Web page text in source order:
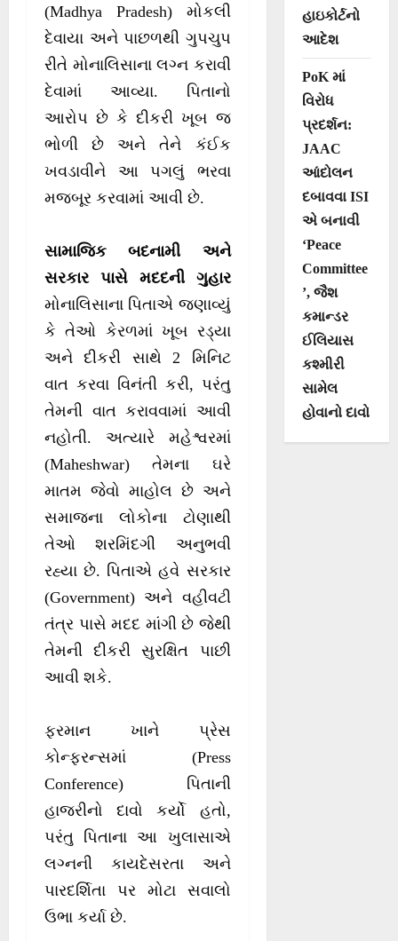
(Madhya Pradesh) મોકલી
દેવાયા અને પાછળથી ગુપચુપ
રીતે મોનાલિસાના લગ્ન કરાવી
દેવામાં આવ્યા. પિતાનો
આરોપ છે કે દીકરી ખૂબ જ
ભોળી છે અને તેને કંઈક
ખવડાવીને આ પગલું ભરવા
મજબૂર કરવામાં આવી છે.
સામાજિક બદનામી અને
સરકાર પાસે મદદની ગુહાર
મોનાલિસાના પિતાએ જણાવ્યું
કે તેઓ કેરળમાં ખૂબ રડ્યા
અને દીકરી સાથે 2 મિનિટ
વાત કરવા વિનંતી કરી, પરંતુ
તેમની વાત કરાવવામાં આવી
નહોતી. અત્યારે મહેશ્વરમાં
(Maheshwar) તેમના ઘરે
માતમ જેવો માહોલ છે અને
સમાજના લોકોના ટોણાથી
તેઓ શરમિંદગી અનુભવી
રહ્યા છે. પિતાએ હવે સરકાર
(Government) અને વહીવટી
તંત્ર પાસે મદદ માંગી છે જેથી
તેમની દીકરી સુરક્ષિત પાછી
આવી શકે.
ફરમાન ખાને પ્રેસ
કોન્ફરન્સમાં (Press
Conference) પિતાની
હાજરીનો દાવો કર્યો હતો,
પરંતુ પિતાના આ ખુલાસાએ
લગ્નની કાયદેસરતા અને
પારદર્શિતા પર મોટા સવાલો
ઉભા કર્યા છે.
હાઇકોર્ટનો
આદેશ
PoK માં
વિરોધ
પ્રદર્શન:
JAAC
આંદોલન
દબાવવા ISI
એ બનાવી
‘Peace
Committee
’, જૈશ
કમાન્ડર
ઈલિયાસ
કશ્મીરી
સામેલ
હોવાનો દાવો